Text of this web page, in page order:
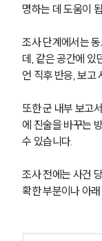
명하는 데 도움이
조사 단계에서는
데, 같은 공간에 있
언 직후 반응, 보고
또한 군 내부 보고
에 진술을 바꾸는
수 있습니다.
조사 전에는 사건
확한 부분이나 아